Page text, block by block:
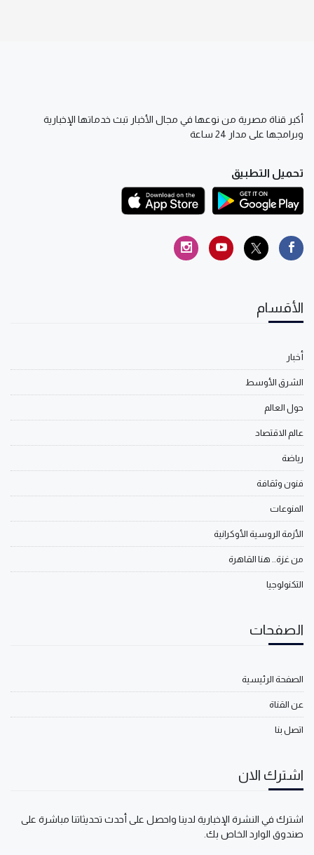
أكبر قناة مصرية من نوعها في مجال الأخبار تبث خدماتها الإخبارية
وبرامجها على مدار 24 ساعة
تحميل التطبيق
الأقسام
أخبار
الشرق الأوسط
حول العالم
عالم الاقتصاد
رياضة
فنون وثقافة
المنوعات
الأزمة الروسية الأوكرانية
من غزة.. هنا القاهرة
التكنولوجيا
الصفحات
الصفحة الرئيسية
عن القناة
اتصل بنا
اشترك الان
اشترك في النشرة الإخبارية لدينا واحصل على أحدث تحديثاتنا مباشرة على
صندوق الوارد الخاص بك.